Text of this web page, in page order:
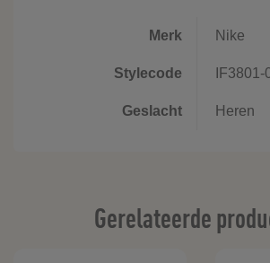
Merk Nike
Stylecode IF3801-
Geslacht Heren
Gerelateerde